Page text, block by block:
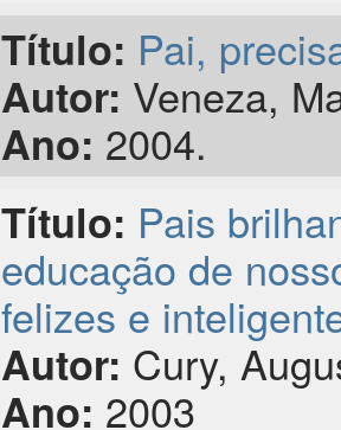
Título: Pai,
Autor: Veneza,
Ano: 2004.
Título: Pais
educação de
felizes e
Autor: Cury,
Ano: 2003